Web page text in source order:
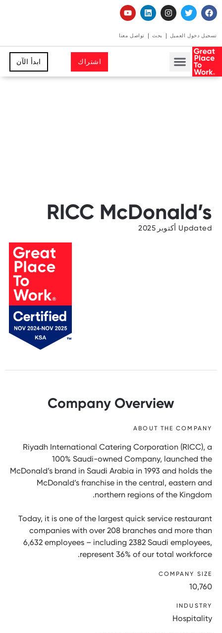
تسجيل دخول العميل بحث تواصل معنا
اشتراك ابدأ الآن
RICC McDonald’s
Updated أكتوبر 2025
Company Overview
ABOUT THE COMPANY
Riyadh International Catering Corporation (RICC), a
100% Saudi-owned Company, launched the
McDonald’s brand in Saudi Arabia in 1993 and holds the
McDonald’s franchise in the central, eastern and
northern regions of the Kingdom.
Today, it is one of the largest quick service restaurant
companies with over 208 branches and more than
6,632 employees – including 2382 Saudi employees,
represent 36% of our total workforce.
COMPANY SIZE
10,760
INDUSTRY
Hospitality